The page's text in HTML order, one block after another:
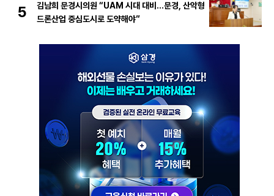
5
김남희 문경시의원 “UAM 시대 대비…문경, 산악형
드론산업 중심도시로 도약해야”